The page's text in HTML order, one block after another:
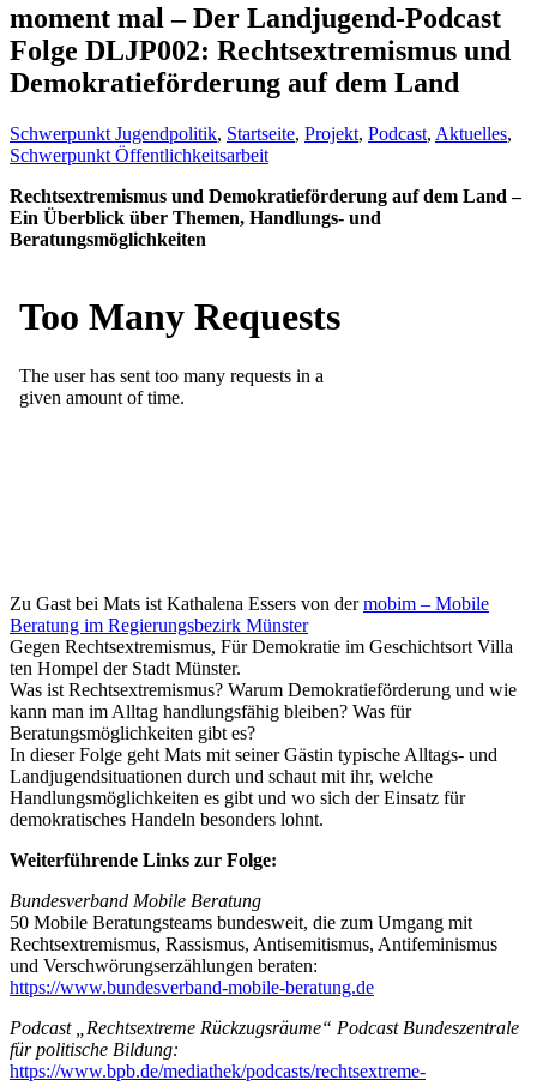
moment mal – Der Landjugend-Podcast
Folge DLJP002: Rechtsextremismus und
Demokratieförderung auf dem Land
Schwerpunkt Jugendpolitik, Startseite, Projekt, Podcast, Aktuelles,
Schwerpunkt Öffentlichkeitsarbeit
Rechtsextremismus und Demokratieförderung auf dem Land –
Ein Überblick über Themen, Handlungs- und
Beratungsmöglichkeiten
Zu Gast bei Mats ist Kathalena Essers von dermobim – Mobile
Beratung im Regierungsbezirk Münster
Gegen Rechtsextremismus, Für Demokratie im Geschichtsort Villa
ten Hompel der Stadt Münster.
Was ist Rechtsextremismus? Warum Demokratieförderung und wie
kann man im Alltag handlungsfähig bleiben? Was für
Beratungsmöglichkeiten gibt es?
In dieser Folge geht Mats mit seiner Gästin typische Alltags- und
Landjugendsituationen durch und schaut mit ihr, welche
Handlungsmöglichkeiten es gibt und wo sich der Einsatz für
demokratisches Handeln besonders lohnt.
Weiterführende Links zur Folge:
Bundesverband Mobile Beratung
50 Mobile Beratungsteams bundesweit, die zum Umgang mit
Rechtsextremismus, Rassismus, Antisemitismus, Antifeminismus
und Verschwörungserzählungen beraten:
https://www.bundesverband-mobile-beratung.de
Podcast „Rechtsextreme Rückzugsräume“ Podcast Bundeszentrale
für politische Bildung:
https://www.bpb.de/mediathek/podcasts/rechtsextreme-